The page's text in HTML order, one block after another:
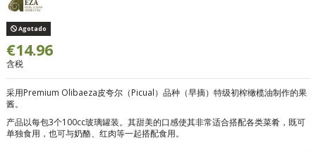
Agotado
€14.96
含税
采用Premium Olibaeza皮夸尔（Picual）品种（早摘）特级初榨橄榄油制作的果
酱。
产品以每包3个100cc玻璃罐装。其甜美的口感使其非常适合搭配各类菜肴，既可
单独食用，也可与奶酪、红肉等一起搭配食用。